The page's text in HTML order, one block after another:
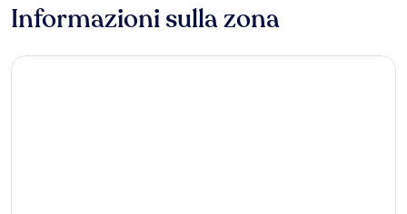
Informazioni sulla zona